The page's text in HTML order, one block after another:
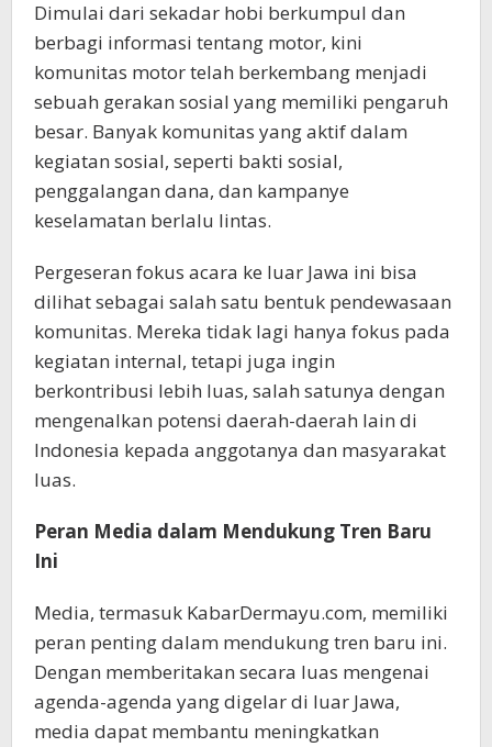
Dimulai dari sekadar hobi berkumpul dan
berbagi informasi tentang motor, kini
komunitas motor telah berkembang menjadi
sebuah gerakan sosial yang memiliki pengaruh
besar. Banyak komunitas yang aktif dalam
kegiatan sosial, seperti bakti sosial,
penggalangan dana, dan kampanye
keselamatan berlalu lintas.
Pergeseran fokus acara ke luar Jawa ini bisa
dilihat sebagai salah satu bentuk pendewasaan
komunitas. Mereka tidak lagi hanya fokus pada
kegiatan internal, tetapi juga ingin
berkontribusi lebih luas, salah satunya dengan
mengenalkan potensi daerah-daerah lain di
Indonesia kepada anggotanya dan masyarakat
luas.
Peran Media dalam Mendukung Tren Baru
Ini
Media, termasuk KabarDermayu.com, memiliki
peran penting dalam mendukung tren baru ini.
Dengan memberitakan secara luas mengenai
agenda-agenda yang digelar di luar Jawa,
media dapat membantu meningkatkan